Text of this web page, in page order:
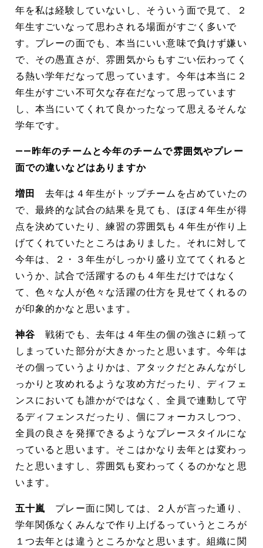
年を私は経験していないし、そういう面で見て、２
年生すごいなって思わされる場面がすごく多いで
す。プレーの面でも、本当にいい意味で負けず嫌い
で、その愚直さが、雰囲気からもすごい伝わってく
る熱い学年だなって思っています。今年は本当に２
年生がすごい不可欠な存在だなって思っています
し、本当にいてくれて良かったなって思えるそんな
学年です。
――昨年のチームと今年のチームで雰囲気やプレー
面での違いなどはありますか
増田
去年は４年生がトップチームを占めていたの
で、最終的な試合の結果を見ても、ほぼ４年生が得
点を決めていたり、練習の雰囲気も４年生が作り上
げてくれていたところはありました。それに対して
今年は、２・３年生がしっかり盛り立ててくれると
いうか、試合で活躍するのも４年生だけではなく
て、色々な人が色々な活躍の仕方を見せてくれるの
が印象的かなと思います。
神谷 戦術でも、去年は４年生の個の強さに頼って
しまっていた部分が大きかったと思います。今年は
その個っていうよりかは、アタックだとみんながし
っかりと攻めれるような攻め方だったり、ディフェ
ンスにおいても誰かがではなく、全員で連動して守
るディフェンスだったり、個にフォーカスしつつ、
全員の良さを発揮できるようなプレースタイルにな
っていると思います。そこはかなり去年とは変わっ
たと思いますし、雰囲気も変わってくるのかなと思
います。
五十嵐 プレー面に関しては、２人が言った通り、
学年関係なくみんなで作り上げるっていうところが
１つ去年とは違うところかなと思います。組織に関